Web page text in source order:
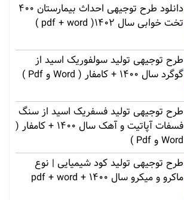
دانلود طرح توجیهی احداث بیمارستان 400
تخت خوابی سال 1402( pdf + word )
طرح توجیهی تولید سولفوریک اسید از
گوگرد سال 1400 + کامفار ( Word و Pdf )
طرح توجیهی تولید فسفریک اسید از سنگ
فسفات آپاتیت و آهک سال 1400 + کامفار (
Word و Pdf )
طرح توجیهی تولید کود شیمیایی | نوع
ماکرو و میکرو سال 1400 + pdf + word